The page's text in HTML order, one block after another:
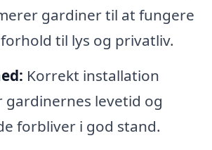
gardiner til at fungere
til lys og privatliv.
Korrekt installation
levetid og
forbliver i god stand.